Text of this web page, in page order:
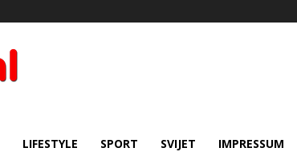
LIFESTYLE SPORT SVIJET IMPRESSUM